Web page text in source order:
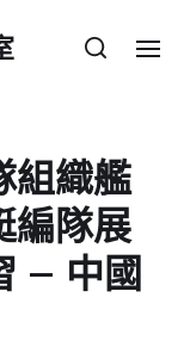
組織艦
編隊展
– 中國